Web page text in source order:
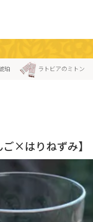
珀 ラトビアのミトン
ご×はりねずみ】